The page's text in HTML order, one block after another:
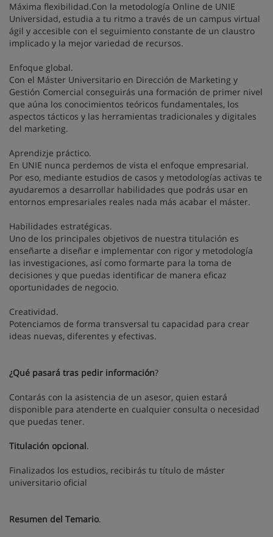
Máxima flexibilidad.Con la metodología Online de UNIE
Universidad, estudia a tu ritmo a través de un campus virtual
ágil y accesible con el seguimiento constante de un claustro
implicado y la mejor variedad de recursos.
Enfoque global.
Con el Máster Universitario en Dirección de Marketing y
Gestión Comercial conseguirás una formación de primer nivel
que aúna los conocimientos teóricos fundamentales, los
aspectos tácticos y las herramientas tradicionales y digitales
del marketing.
Aprendizje práctico.
En UNIE nunca perdemos de vista el enfoque empresarial.
Por eso, mediante estudios de casos y metodologías activas te
ayudaremos a desarrollar habilidades que podrás usar en
entornos empresariales reales nada más acabar el máster.
Habilidades estratégicas.
Uno de los principales objetivos de nuestra titulación es
enseñarte a diseñar e implementar con rigor y metodología
las investigaciones, así como formarte para la toma de
decisiones y que puedas identificar de manera eficaz
oportunidades de negocio.
Creatividad.
Potenciamos de forma transversal tu capacidad para crear
ideas nuevas, diferentes y efectivas.
¿Qué pasará tras pedir información?
Contarás con la asistencia de un asesor, quien estará
disponible para atenderte en cualquier consulta o necesidad
que puedas tener.
Titulación opcional.
Finalizados los estudios, recibirás tu título de máster
universitario oficial
Resumen del Temario.